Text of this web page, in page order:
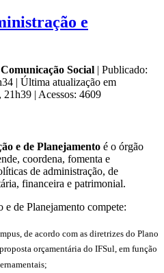
e
Social | Publicado:
| Última atualização em
21h39 | Acessos: 4609
e de Planejamento é o órgão
coordena, fomenta e
de administração, de
financeira e patrimonial.
de Planejamento compete:
de acordo com as diretrizes do Plano
orçamentária do IFSul, em função